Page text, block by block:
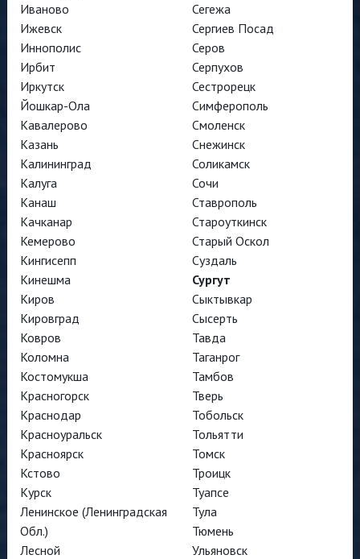
Иваново
Ижевск
Иннополис
Ирбит
Иркутск
Йошкар-Ола
Кавалерово
Казань
Калининград
Калуга
Канаш
Качканар
Кемерово
Кингисепп
Кинешма
Киров
Кировград
Ковров
Коломна
Костомукша
Красногорск
Краснодар
Красноуральск
Красноярск
Кстово
Курск
Ленинское (Ленинградская
Обл.)
Лесной
Сегежа
Сергиев Посад
Серов
Серпухов
Сестрорецк
Симферополь
Смоленск
Снежинск
Соликамск
Сочи
Ставрополь
Староуткинск
Старый Оскол
Суздаль
Сургут
Сыктывкар
Сысерть
Тавда
Таганрог
Тамбов
Тверь
Тобольск
Тольятти
Томск
Троицк
Туапсе
Тула
Тюмень
Ульяновск